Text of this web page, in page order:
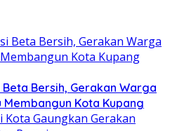
Bersih, Gerakan Warga
Kota Kupang